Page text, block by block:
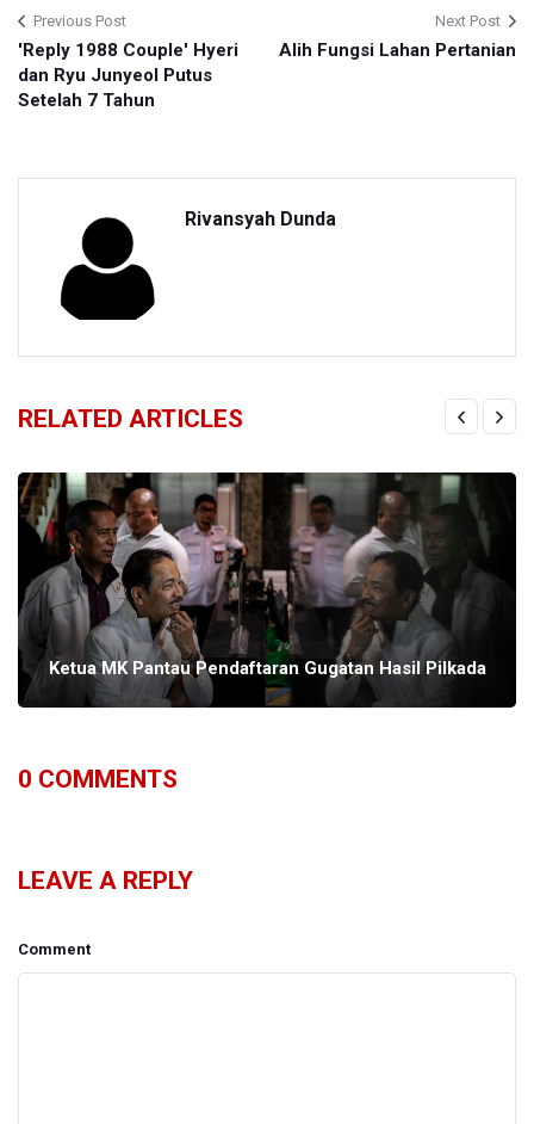
Previous Post
'Reply 1988 Couple' Hyeri
dan Ryu Junyeol Putus
Setelah 7 Tahun
Next Post
Alih Fungsi Lahan Pertanian
Rivansyah Dunda
RELATED ARTICLES
Ketua MK Pantau Pendaftaran Gugatan Hasil Pilkada
0 COMMENTS
LEAVE A REPLY
Comment